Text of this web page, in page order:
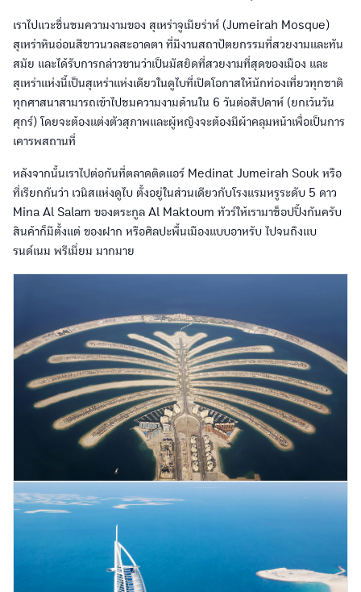
เราไปแวะชื่นชมความงามของ สุเหร่าจูเมียร่าห์ (Jumeirah Mosque)
สุเหร่าหินอ่อนสีขาวนวลสะอาดตา ที่มีงานสถาปัตยกรรมที่สวยงามและทัน
สมัย และได้รับการกล่าวขานว่าเป็นมัสยิดที่สวยงามที่สุดของเมือง และ
สุเหร่าแห่งนี้เป็นสุเหร่าแห่งเดียวในดูไบที่เปิดโอกาสให้นักท่องเที่ยวทุกชาติ
ทุกศาสนาสามารถเข้าไปชมความงามด้านใน 6 วันต่อสัปดาห์ (ยกเว้นวัน
ศุกร์) โดยจะต้องแต่งตัวสุภาพและผู้หญิงจะต้องมีผ้าคลุมหน้าเพื่อเป็นการ
เคารพสถานที่
หลังจากนั้นเราไปต่อกันที่ตลาดติดแอร์ Medinat Jumeirah Souk หรือ
ที่เรียกกันว่า เวนิสแห่งดูไบ ตั้งอยู่ในส่วนเดียวกับโรงแรมหรูระดับ 5 ดาว
Mina Al Salam ของตระกูล Al Maktoum ทัวร์ให้เรามาช็อปปิ้งกันครับ
สินค้าก็มีตั้งแต่ ของฝาก หรือศิลปะพื้นเมืองแบบอาหรับ ไปจนถึงแบ
รนด์เนม พรีเมี่ยม มากมาย